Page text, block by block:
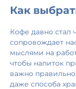
Как
Кофе давно стал
сопровождает
мыслями на
чтобы напиток
важно
даже способа